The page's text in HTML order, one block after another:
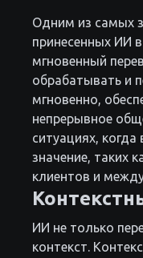
Одним из самых
принесенных ИИ
мгновенный
обрабатывать и
мгновенно,
непрерывное
ситуациях,
значение, таких
клиентов и
ИИ не только
контекст.